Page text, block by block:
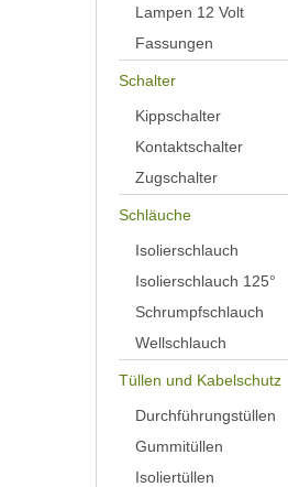
Lampen 12 Volt
Fassungen
Schalter
Kippschalter
Kontaktschalter
Zugschalter
Schläuche
Isolierschlauch
Isolierschlauch 125°
Schrumpfschlauch
Wellschlauch
Tüllen und Kabelschutz
Durchführungstüllen
Gummitüllen
Isoliertüllen